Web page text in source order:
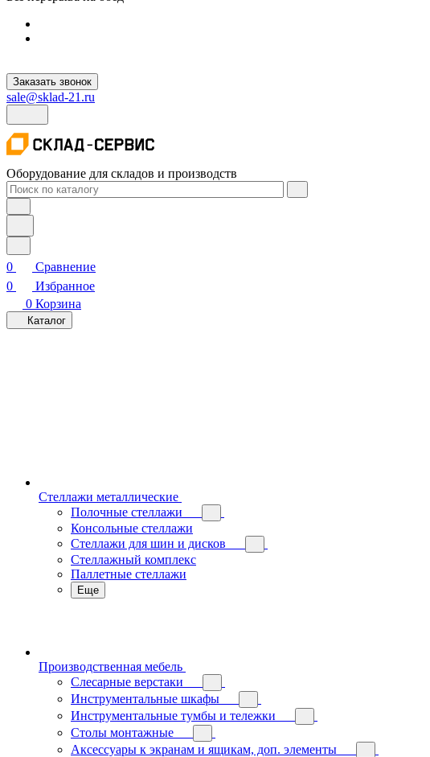
Заказать звонок
sale@sklad-21.ru
Оборудование для складов и производств
0
Сравнение
0
Избранное
0 Корзина
Каталог
Стеллажи металлические
Полочные стеллажи
Консольные стеллажи
Стеллажи для шин и дисков
Стеллажный комплекс
Паллетные стеллажи
Еще
Производственная мебель
Слесарные верстаки
Инструментальные шкафы
Инструментальные тумбы и тележки
Столы монтажные
Аксессуары к экранам и ящикам, доп. элементы